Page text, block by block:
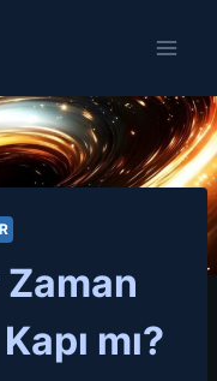
mı?